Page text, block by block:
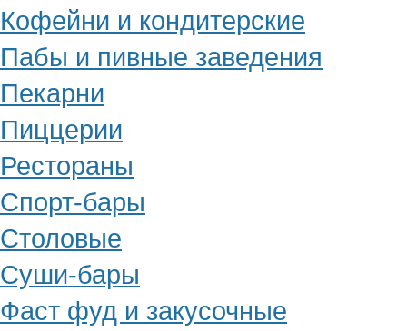
Кофейни и кондитерские
Пабы и пивные заведения
Пекарни
Пиццерии
Рестораны
Спорт-бары
Столовые
Суши-бары
Фаст фуд и закусочные